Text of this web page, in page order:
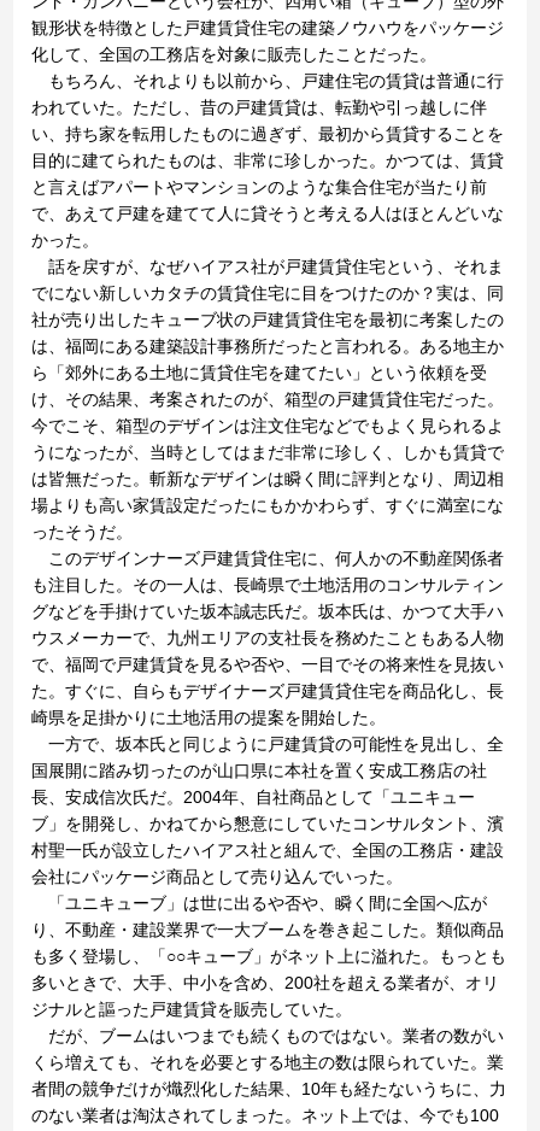
観形状を特徴とした戸建賃貸住宅の建築ノウハウをパッケージ
化して、全国の工務店を対象に販売したことだった。
もちろん、それよりも以前から、戸建住宅の賃貸は普通に行
われていた。ただし、昔の戸建賃貸は、転勤や引っ越しに伴
い、持ち家を転用したものに過ぎず、最初から賃貸することを
目的に建てられたものは、非常に珍しかった。かつては、賃貸
と言えばアパートやマンションのような集合住宅が当たり前
で、あえて戸建を建てて人に貸そうと考える人はほとんどいな
かった。
話を戻すが、なぜハイアス社が戸建賃貸住宅という、それま
でにない新しいカタチの賃貸住宅に目をつけたのか？実は、同
社が売り出したキューブ状の戸建賃貸住宅を最初に考案したの
は、福岡にある建築設計事務所だったと言われる。ある地主か
ら「郊外にある土地に賃貸住宅を建てたい」という依頼を受
け、その結果、考案されたのが、箱型の戸建賃貸住宅だった。
今でこそ、箱型のデザインは注文住宅などでもよく見られるよ
うになったが、当時としてはまだ非常に珍しく、しかも賃貸で
は皆無だった。斬新なデザインは瞬く間に評判となり、周辺相
場よりも高い家賃設定だったにもかかわらず、すぐに満室にな
ったそうだ。
このデザインナーズ戸建賃貸住宅に、何人かの不動産関係者
も注目した。その一人は、長崎県で土地活用のコンサルティン
グなどを手掛けていた坂本誠志氏だ。坂本氏は、かつて大手ハ
ウスメーカーで、九州エリアの支社長を務めたこともある人物
で、福岡で戸建賃貸を見るや否や、一目でその将来性を見抜い
た。すぐに、自らもデザイナーズ戸建賃貸住宅を商品化し、長
崎県を足掛かりに土地活用の提案を開始した。
一方で、坂本氏と同じように戸建賃貸の可能性を見出し、全
国展開に踏み切ったのが山口県に本社を置く安成工務店の社
長、安成信次氏だ。2004年、自社商品として「ユニキュー
ブ」を開発し、かねてから懇意にしていたコンサルタント、濱
村聖一氏が設立したハイアス社と組んで、全国の工務店・建設
会社にパッケージ商品として売り込んでいった。
「ユニキューブ」は世に出るや否や、瞬く間に全国へ広が
り、不動産・建設業界で一大ブームを巻き起こした。類似商品
も多く登場し、「○○キューブ」がネット上に溢れた。もっとも
多いときで、大手、中小を含め、200社を超える業者が、オリ
ジナルと謳った戸建賃貸を販売していた。
だが、ブームはいつまでも続くものではない。業者の数がい
くら増えても、それを必要とする地主の数は限られていた。業
者間の競争だけが熾烈化した結果、10年も経たないうちに、力
のない業者は淘汰されてしまった。ネット上では、今でも100